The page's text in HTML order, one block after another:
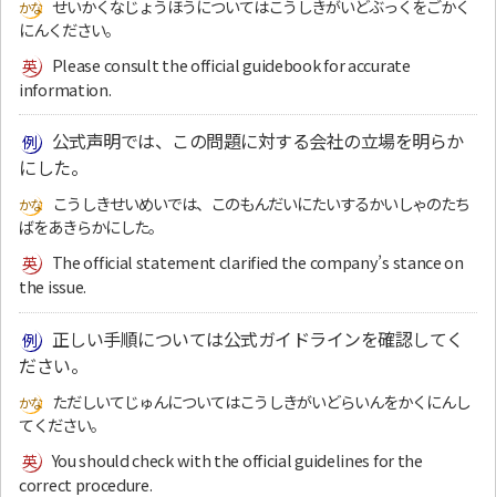
せいかくなじょうほうについてはこうしきがいどぶっくをごかく
にんください。
Please consult the official guidebook for accurate
information.
公式声明では、この問題に対する会社の立場を明らか
にした。
こうしきせいめいでは、このもんだいにたいするかいしゃのたち
ばをあきらかにした。
The official statement clarified the company’s stance on
the issue.
正しい手順については公式ガイドラインを確認してく
ださい。
ただしいてじゅんについてはこうしきがいどらいんをかくにんし
てください。
You should check with the official guidelines for the
correct procedure.